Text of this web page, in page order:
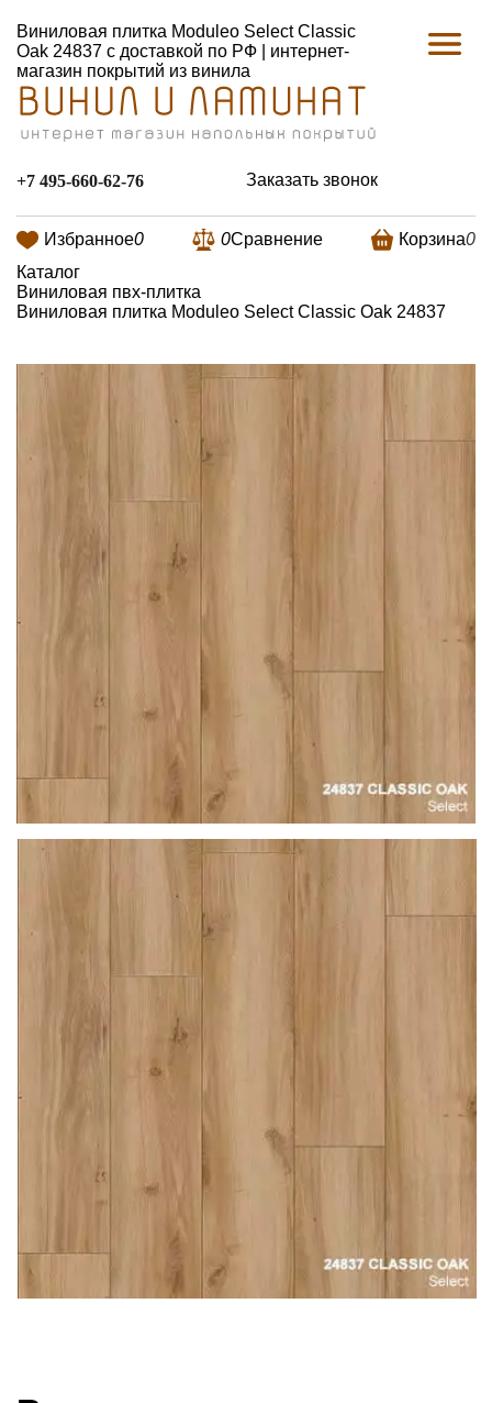
Виниловая плитка Moduleo Select Classic
Oak 24837 с доставкой по РФ | интернет-
магазин покрытий из винила
+7 495-660-62-76 Заказать звонок
Избранное0 0Сравнение Корзина0
Каталог
Виниловая пвх-плитка
Виниловая плитка Moduleo Select Classic Oak 24837